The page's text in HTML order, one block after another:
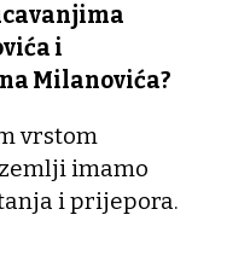
i
Milanovića?
vrstom
imamo
i prijepora.